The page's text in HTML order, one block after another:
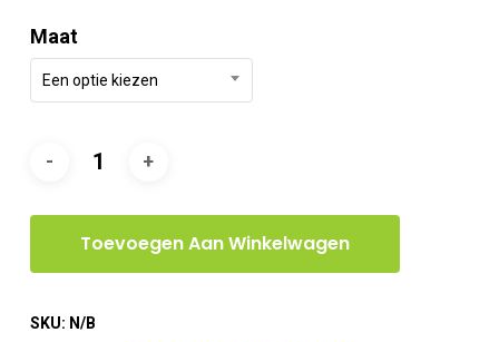
Maat
Een optie kiezen
Toevoegen Aan Winkelwagen
SKU: N/B